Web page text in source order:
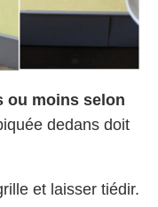
ou moins selon
dedans doit
et laisser tiédir.